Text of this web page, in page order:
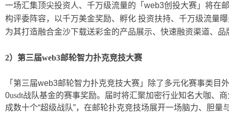
一场汇集顶尖投资人、千万级流量的「 web3创投大赛」将在
构评委阵容，以千万美金奖励、孵化 投资扶持、千万级流量
为其打造融合金沙下载送彩金的产品展示、快速融资渠道、
2）第三届web3邮轮智力扑克竞技大赛
「第三届web3邮轮智力扑克竞技大赛」除了多元化赛事类目
0usdt战队基金的赛事奖励。届时将汇聚加密行业知名大咖、
成数十个“超级战队”，在邮轮扑克竞技场展开一场脑力、胆量